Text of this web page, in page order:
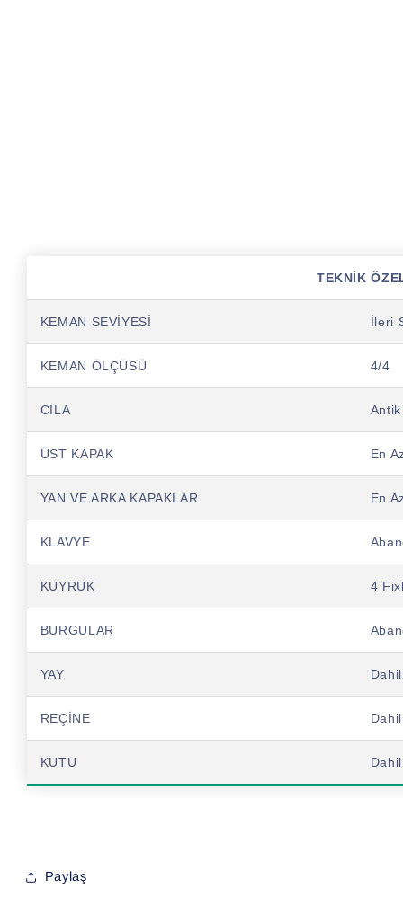
TEKNİK
KEMAN SEVİYESİ İleri
KEMAN ÖLÇÜSÜ 4/4
CİLA
ÜST KAPAK En
YAN VE ARKA KAPAKLAR En
KLAVYE
KUYRUK 4
BURGULAR
YAY Dahil
REÇİNE Dahil
KUTU Dahil
Paylaş